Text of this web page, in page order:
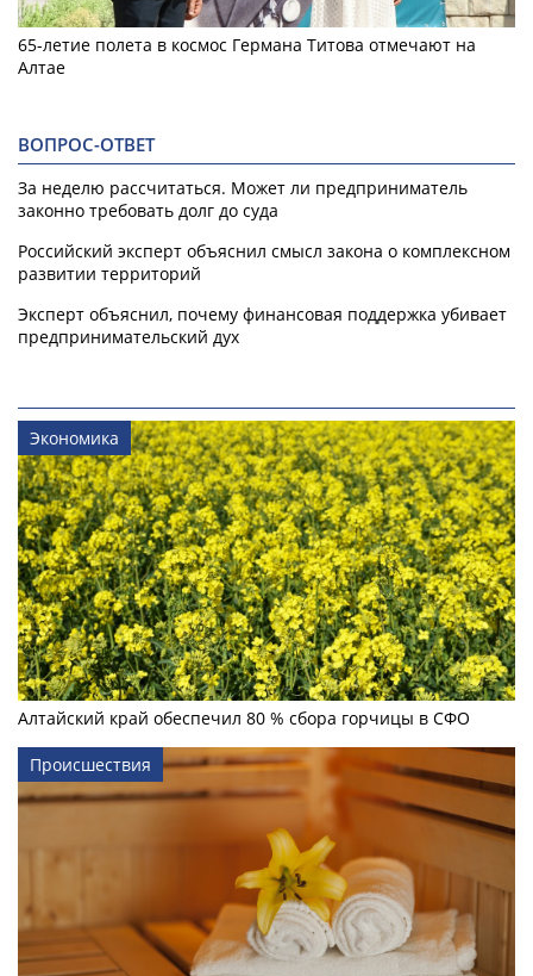
65-летие полета в космос Германа Титова отмечают на
Алтае
ВОПРОС-ОТВЕТ
За неделю рассчитаться. Может ли предприниматель
законно требовать долг до суда
Российский эксперт объяснил смысл закона о комплексном
развитии территорий
Эксперт объяснил, почему финансовая поддержка убивает
предпринимательский дух
Экономика
Алтайский край обеспечил 80 % сбора горчицы в СФО
Происшествия